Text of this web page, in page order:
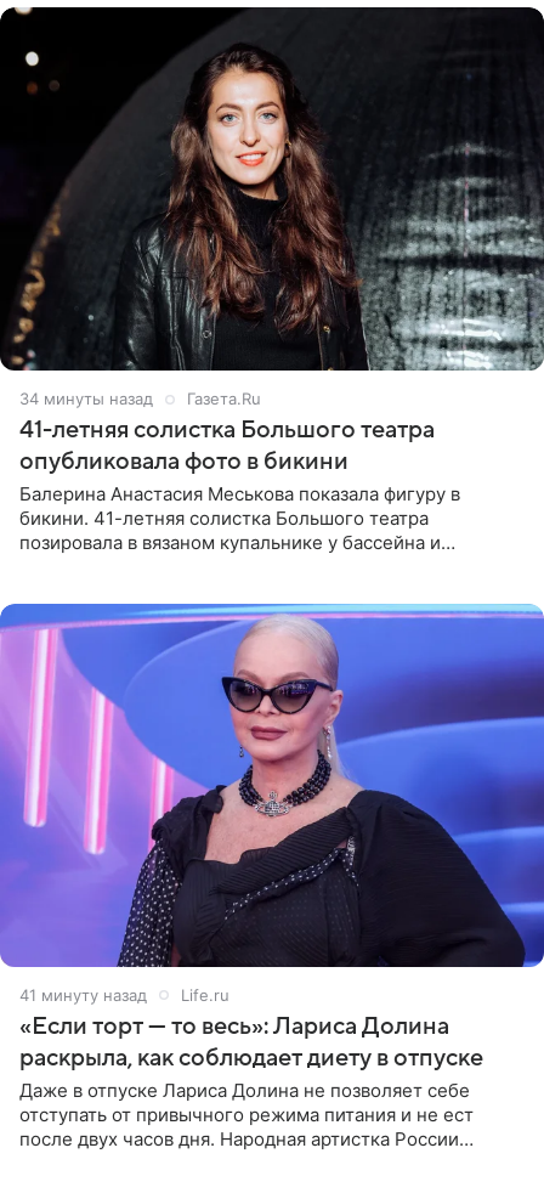
35 минут назад Газета.Ru
41-летняя солистка Большого театра
опубликовала фото в бикини
Балерина Анастасия Меськова показала фигуру в
бикини. 41-летняя солистка Большого театра
позировала в вязаном купальнике у бассейна и
42 минуты назад Life.ru
«Если торт — то весь»: Лариса Долина
раскрыла, как соблюдает диету в отпуске
Даже в отпуске Лариса Долина не позволяет себе
отступать от привычного режима питания и не ест
после двух часов дня. Народная артистка России